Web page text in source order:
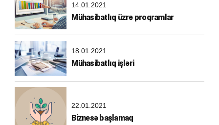
14.01.2021
Mühasibatlıq üzrə proqramlar
18.01.2021
Mühasibatlıq işləri
22.01.2021
Biznesə başlamaq